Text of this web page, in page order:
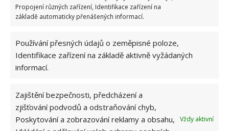
Propojení různých zařízení, Identifikace zařízení na
základě automaticky přenášených informací.
Používání přesných údajů o zeměpisné poloze,
Identifikace zařízení na základě aktivně vyžádaných
informací.
Zajištění bezpečnosti, předcházení a
zjišťování podvodů a odstraňování chyb,
Poskytování a zobrazování reklamy a obsahu,
Vždy aktivní
Přidejte svůj názor